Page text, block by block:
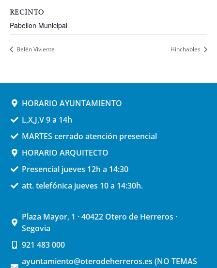
RECINTO
Pabellon Municipal
Belén Viviente Hinchables
HORARIO AYUNTAMIENTO
L,X,J,V 9 a 14h
MARTES cerrado atención presencial
HORARIO ARQUITECTO
Presencial jueves 12h a 14:30
att. telefónica jueves 10 a 14:30h.
Plaza Mayor, 1 · 40422 Otero de Herreros ·
Segovia
921 483 000
ayuntamiento@oterodeherreros.es (NO TEMAS